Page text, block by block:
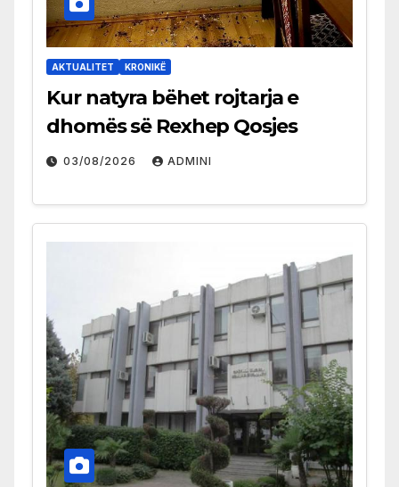
AKTUALITET KRONIKË
Kur natyra bëhet rojtarja e
dhomës së Rexhep Qosjes
03/08/2026 ADMINI